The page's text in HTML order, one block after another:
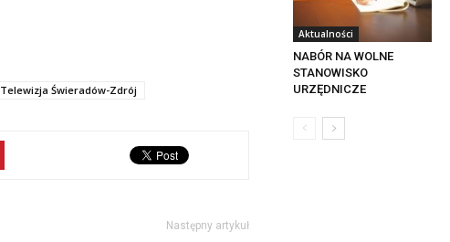
Telewizja Świeradów-Zdrój
Następny artykuł
Aktualności
NABÓR NA WOLNE
STANOWISKO
URZĘDNICZE